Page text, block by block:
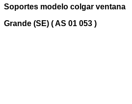
Grande
cantidad
Soportes modelo colgar ventana
Grande (SE) ( AS 01 053 )